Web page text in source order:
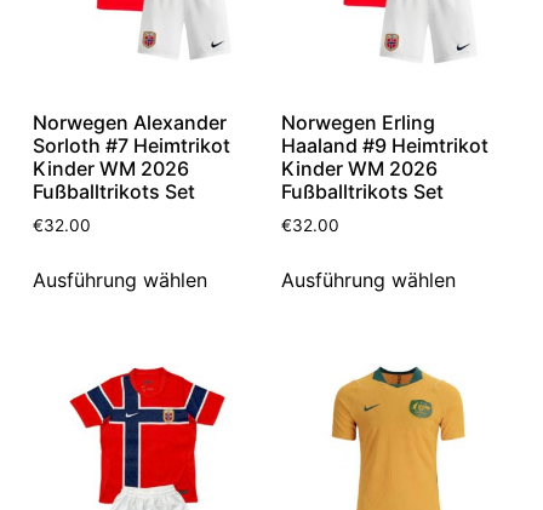
Norwegen Alexander
Sorloth #7 Heimtrikot
Kinder WM 2026
Fußballtrikots Set
€32.00
Ausführung wählen
Norwegen Erling
Haaland #9 Heimtrikot
Kinder WM 2026
Fußballtrikots Set
€32.00
Ausführung wählen